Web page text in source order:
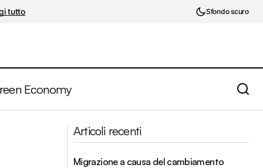
tutto Sfondo scuro
Economy
più pronta ad intervenire
Articoli recenti
Migrazione a causa del cambiamento